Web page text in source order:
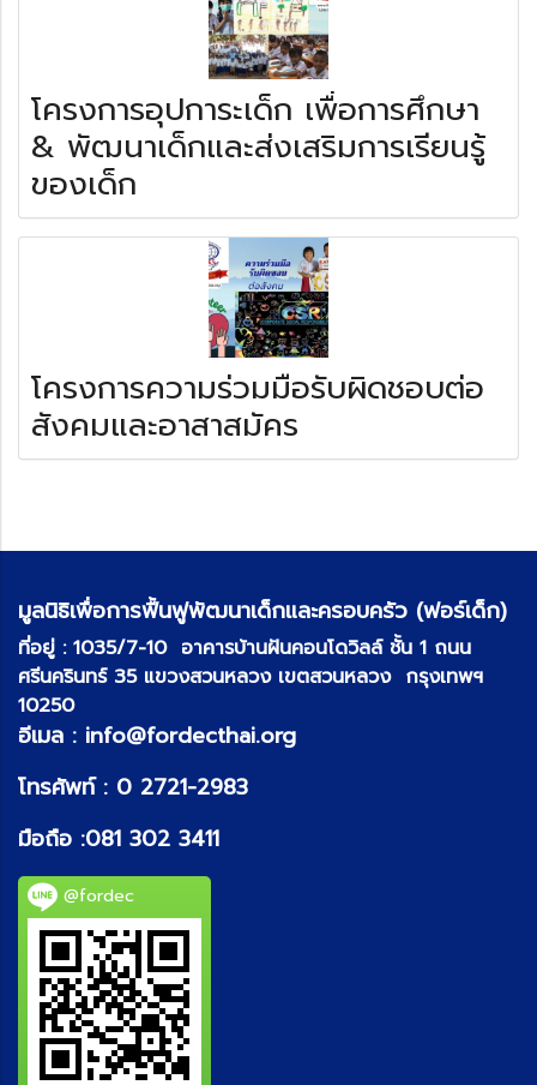
โครงการอุปการะเด็ก เพื่อการศึกษา
& พัฒนาเด็กและส่งเสริมการเรียนรู้
ของเด็ก
โครงการความร่วมมือรับผิดชอบต่อ
สังคมและอาสาสมัคร
มูลนิธิเพื่อการฟื้นฟูพัฒนาเด็กและครอบครัว (ฟอร์เด็ก)
ที่อยู่ : 1035/7-10 อาคารบ้านฝันคอนโดวิลล์ ชั้น 1 ถนน
ศรีนครินทร์ 35 แขวงสวนหลวง เขตสวนหลวง กรุงเทพฯ
10250
อีเมล : info@fordecthai.org
โทรศัพท์ : 0 2721-2983
มือถือ :081 302 3411
@fordec